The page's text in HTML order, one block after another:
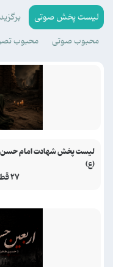
لیست پخش صوتی
محبوب صوتی
محبوب
۲۷ قطعه
لیست پخش شهادت امام حسن
(ع)